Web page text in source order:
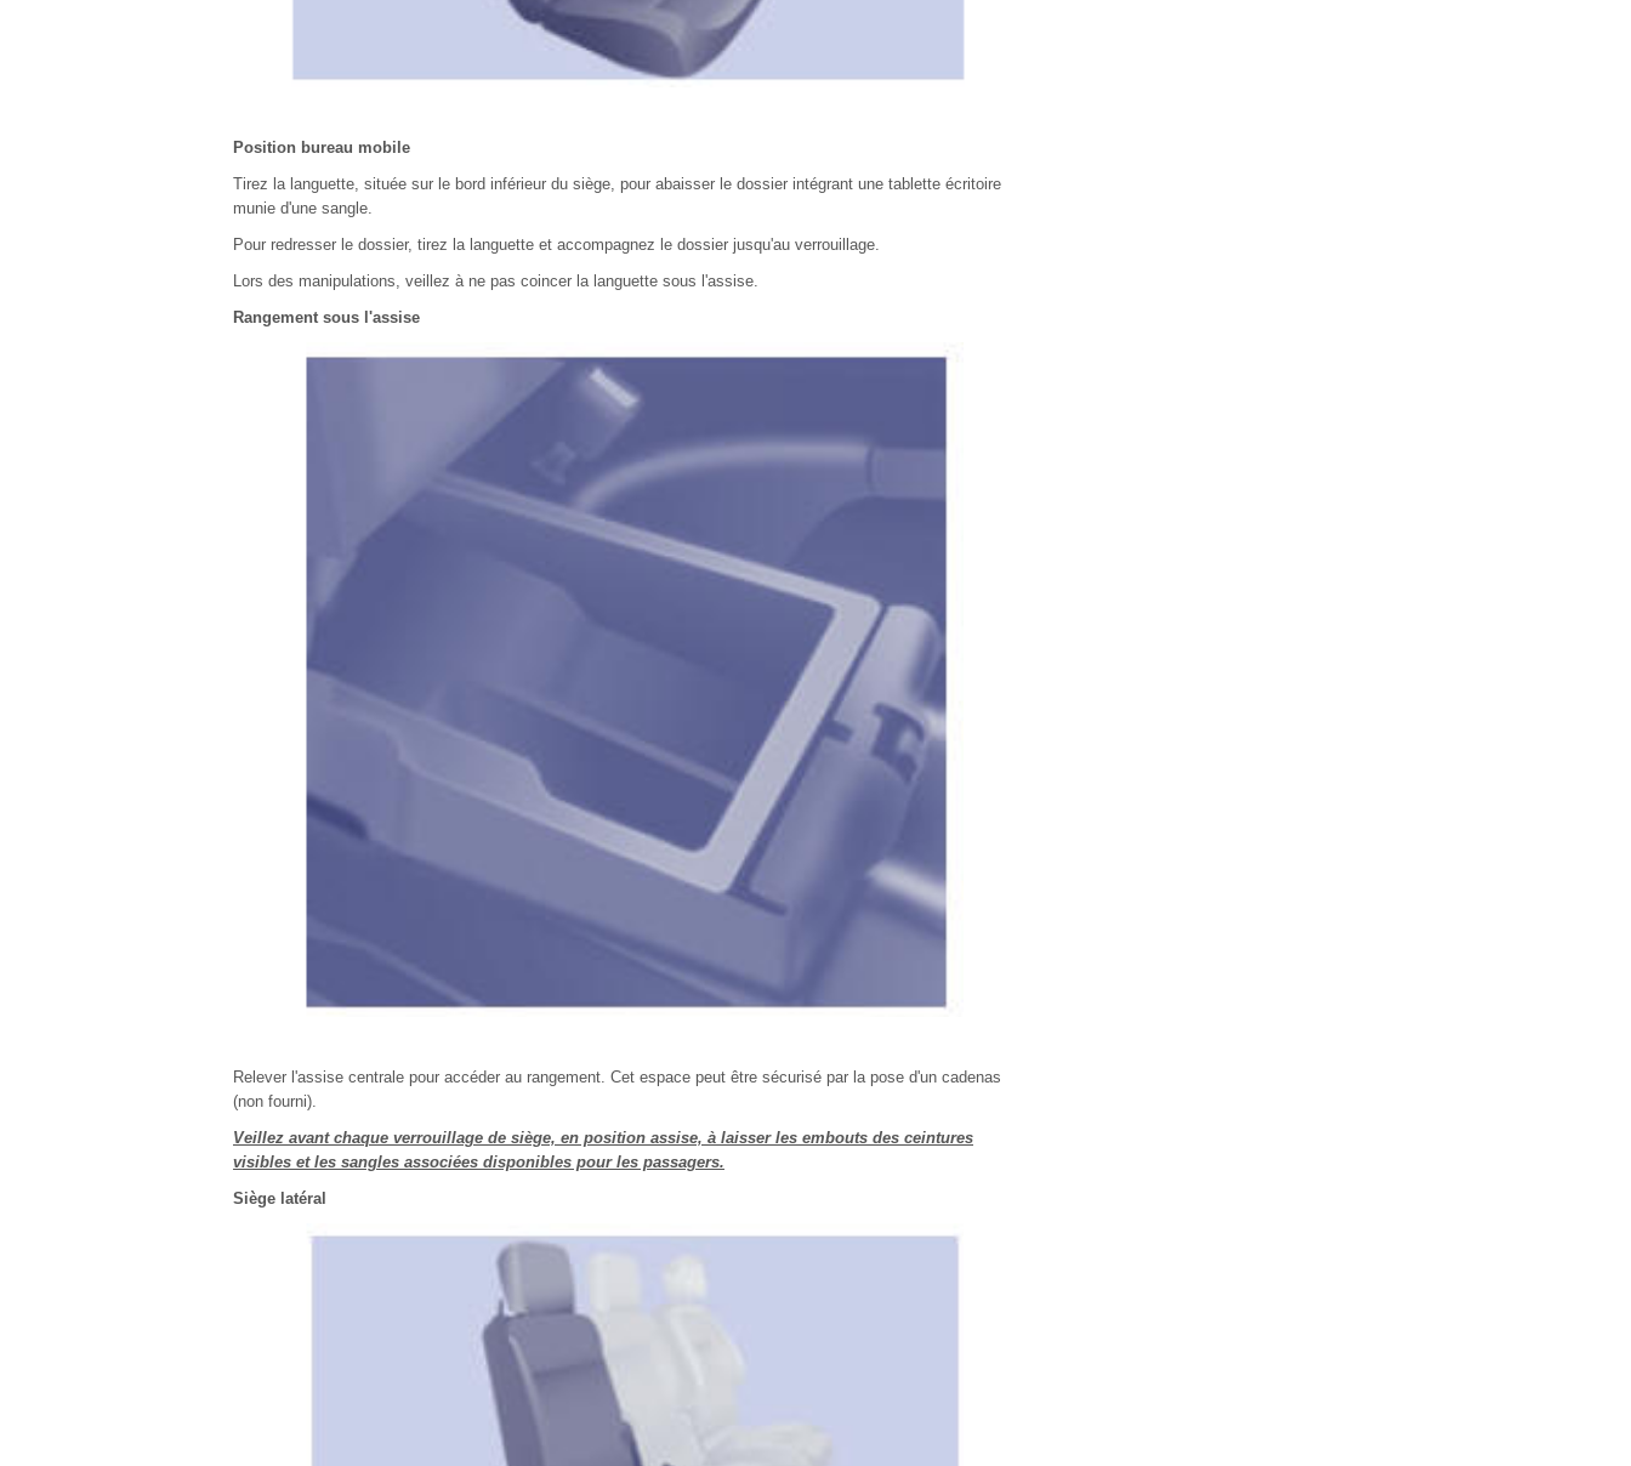
Position bureau mobile
Tirez la languette, située sur le bord inférieur du siège, pour abaisser le dossier intégrant une tablette écritoire
munie d'une sangle.
Pour redresser le dossier, tirez la languette et accompagnez le dossier jusqu'au verrouillage.
Lors des manipulations, veillez à ne pas coincer la languette sous l'assise.
Rangement sous l'assise
Relever l'assise centrale pour accéder au rangement. Cet espace peut être sécurisé par la pose d'un cadenas
(non fourni).
Veillez avant chaque verrouillage de siège, en position assise, à laisser les embouts des ceintures
visibles et les sangles associées disponibles pour les passagers.
Siège latéral